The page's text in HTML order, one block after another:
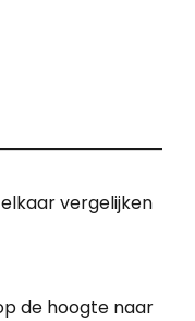
vergelijken
de hoogte naar